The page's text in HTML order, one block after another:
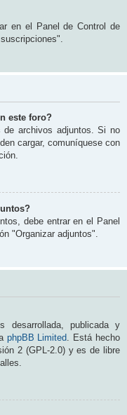
en el Panel de Control de
este foro?
de archivos adjuntos. Si no
cargar, comuníquese con
debe entrar en el Panel
"Organizar adjuntos".
desarrollada, publicada y
phpBB Limited. Está hecho
2 (GPL-2.0) y es de libre